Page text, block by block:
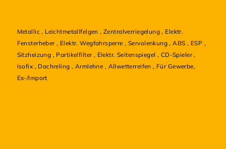
Metallic , Leichtmetallfelgen ,Zentralverriegelung , Elektr.
Fensterheber , Elektr. Wegfahrsperre , Servolenkung ,ABS , ESP ,
Sitzheizung , Partikelfilter , Elektr. Seitenspiegel , CD-Spieler ,
Isofix , Dachreling , Armlehne , Allwetterreifen , Für Gewerbe,
Ex-/Import